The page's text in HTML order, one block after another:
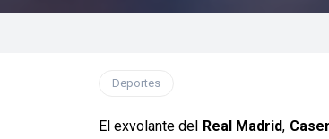
Deportes
El exvolante del Real Madrid,